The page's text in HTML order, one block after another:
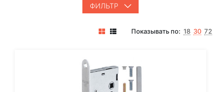
ФИЛЬТР
Показывать по: 18 30 72